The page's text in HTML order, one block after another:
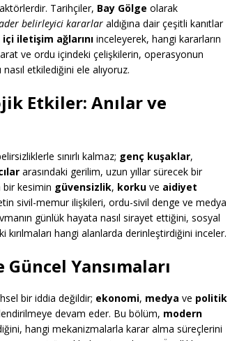
Tarihçiler, Bay Gölge olarak
belirleyici kararlar aldığına dair çeşitli kanıtlar
iletişim ağlarını inceleyerek, hangi kararların
ve ordu içindeki çelişkilerin, operasyonun
etkilediğini ele alıyoruz.
Etkiler: Anılar ve
sınırlı kalmaz; genç kuşaklar,
arasındaki gerilim, uzun yıllar sürecek bir
bir kesimin güvensizlik, korku ve aidiyet
sivil-memur ilişkileri, ordu-sivil denge ve medya
günlük hayata nasıl sirayet ettiğini, sosyal
kırılmaları hangi alanlarda derinleştirdiğini inceler.
Yansımaları
bir iddia değildir; ekonomi, medya ve politik
devam eder. Bu bölüm, modern
hangi mekanizmalarla karar alma süreçlerini